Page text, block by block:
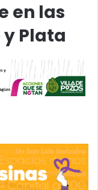
en las
Plata